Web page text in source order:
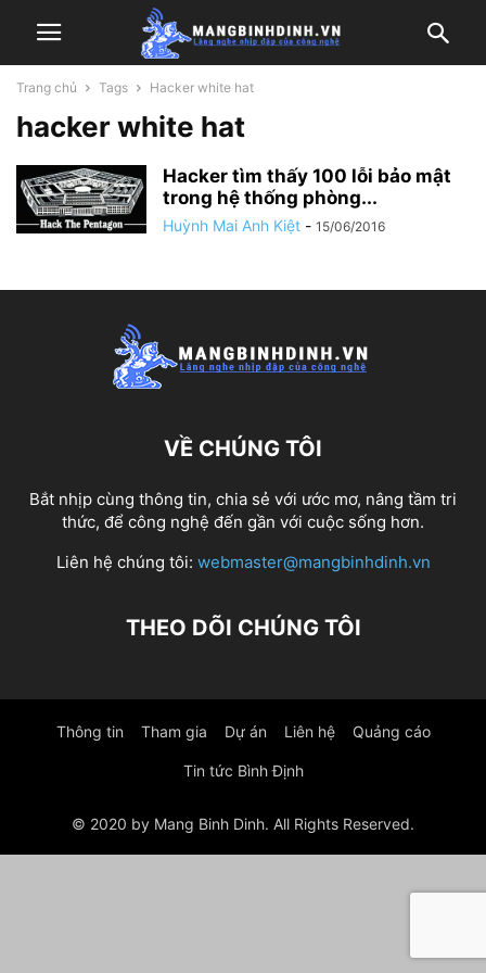
Trang chủ Tags Hacker white hat
hacker white hat
Hacker tìm thấy 100 lỗi bảo mật
trong hệ thống phòng...
Huỳnh Mai Anh Kiệt - 15/06/2016
VỀ CHÚNG TÔI
Bắt nhịp cùng thông tin, chia sẻ với ước mơ, nâng tầm tri
thức, để công nghệ đến gần với cuộc sống hơn.
Liên hệ chúng tôi: webmaster@mangbinhdinh.vn
THEO DÕI CHÚNG TÔI
Thông tin Tham gia Dự án Liên hệ Quảng cáo
Tin tức Bình Định
© 2020 by Mang Binh Dinh. All Rights Reserved.